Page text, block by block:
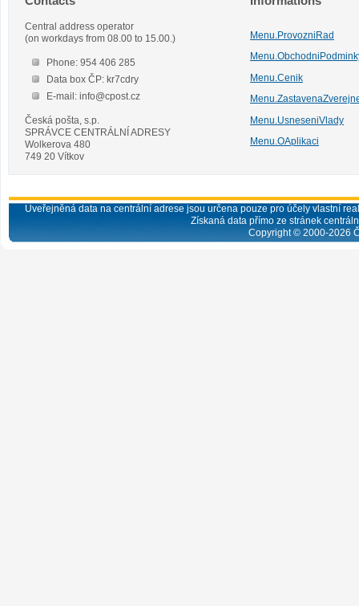
Central address operator
(on workdays from 08.00 to 15.00.)
Phone: 954 406 285
Data box ČP: kr7cdry
E-mail: info@cpost.cz
Česká pošta, s.p.
SPRÁVCE CENTRÁLNÍ ADRESY
Wolkerova 480
749 20 Vítkov
Menu.ProvozniRad
Menu.Cenik
Menu.UsneseniVlady
Menu.OAplikaci
Uveřejněná data na centrální adrese jsou určena pouze pro účely vlastní
Získaná data přímo ze stránek
Copyright © 2000-2026